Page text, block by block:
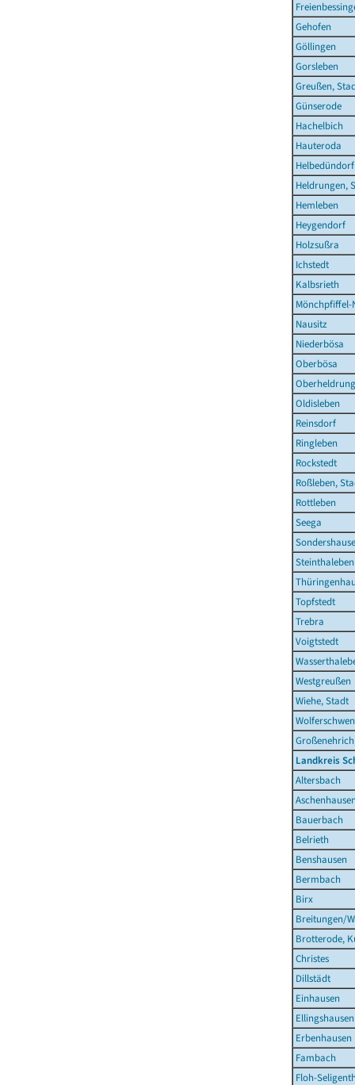
Gehofen
Göllingen
Gorsleben
Greußen,
Günserode
Hachelbich
Hauteroda
Helbedündorf
Heldrungen,
Hemleben
Heygendorf
Holzsußra
Ichstedt
Kalbsrieth
Nausitz
Niederbösa
Oberbösa
Oldisleben
Reinsdorf
Ringleben
Rockstedt
Roßleben,
Rottleben
Seega
Steinthaleben
Topfstedt
Trebra
Voigtstedt
Westgreußen
Wiehe, Stadt
Landkreis
Altersbach
Bauerbach
Belrieth
Benshausen
Bermbach
Birx
Breitungen/
Brotterode,
Christes
Dillstädt
Einhausen
Ellingshausen
Erbenhausen
Fambach
Floh-